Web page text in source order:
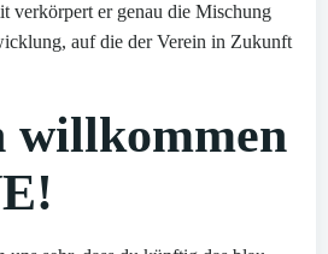
verkörpert er genau die Mischung
auf die der Verein in Zukunft
willkommen